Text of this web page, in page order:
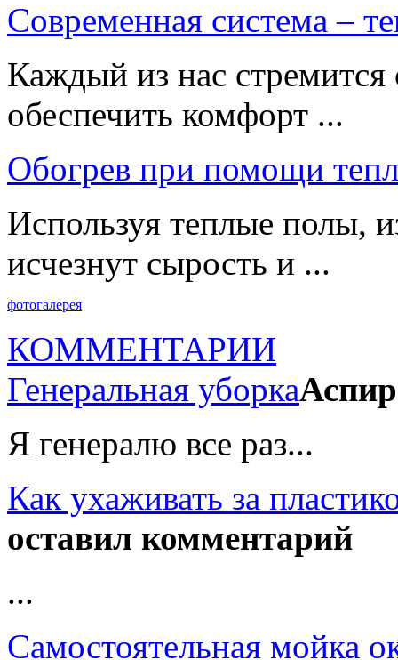
Современная система –
Каждый из нас стремится
обеспечить комфорт ...
Обогрев при помощи
Используя теплые полы,
исчезнут сырость и ...
фотогалерея
КОММЕНТАРИИ
Генеральная уборка
Я генералю все раз...
Как ухаживать за
оставил комментарий
...
Самостоятельная мойка